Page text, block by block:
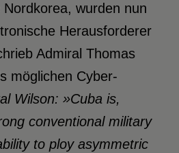
wurden nun
Herausforderer
Admiral Thomas
möglichen Cyber-
Wilson: »Cuba is,
conventional military
to ploy asymmetric